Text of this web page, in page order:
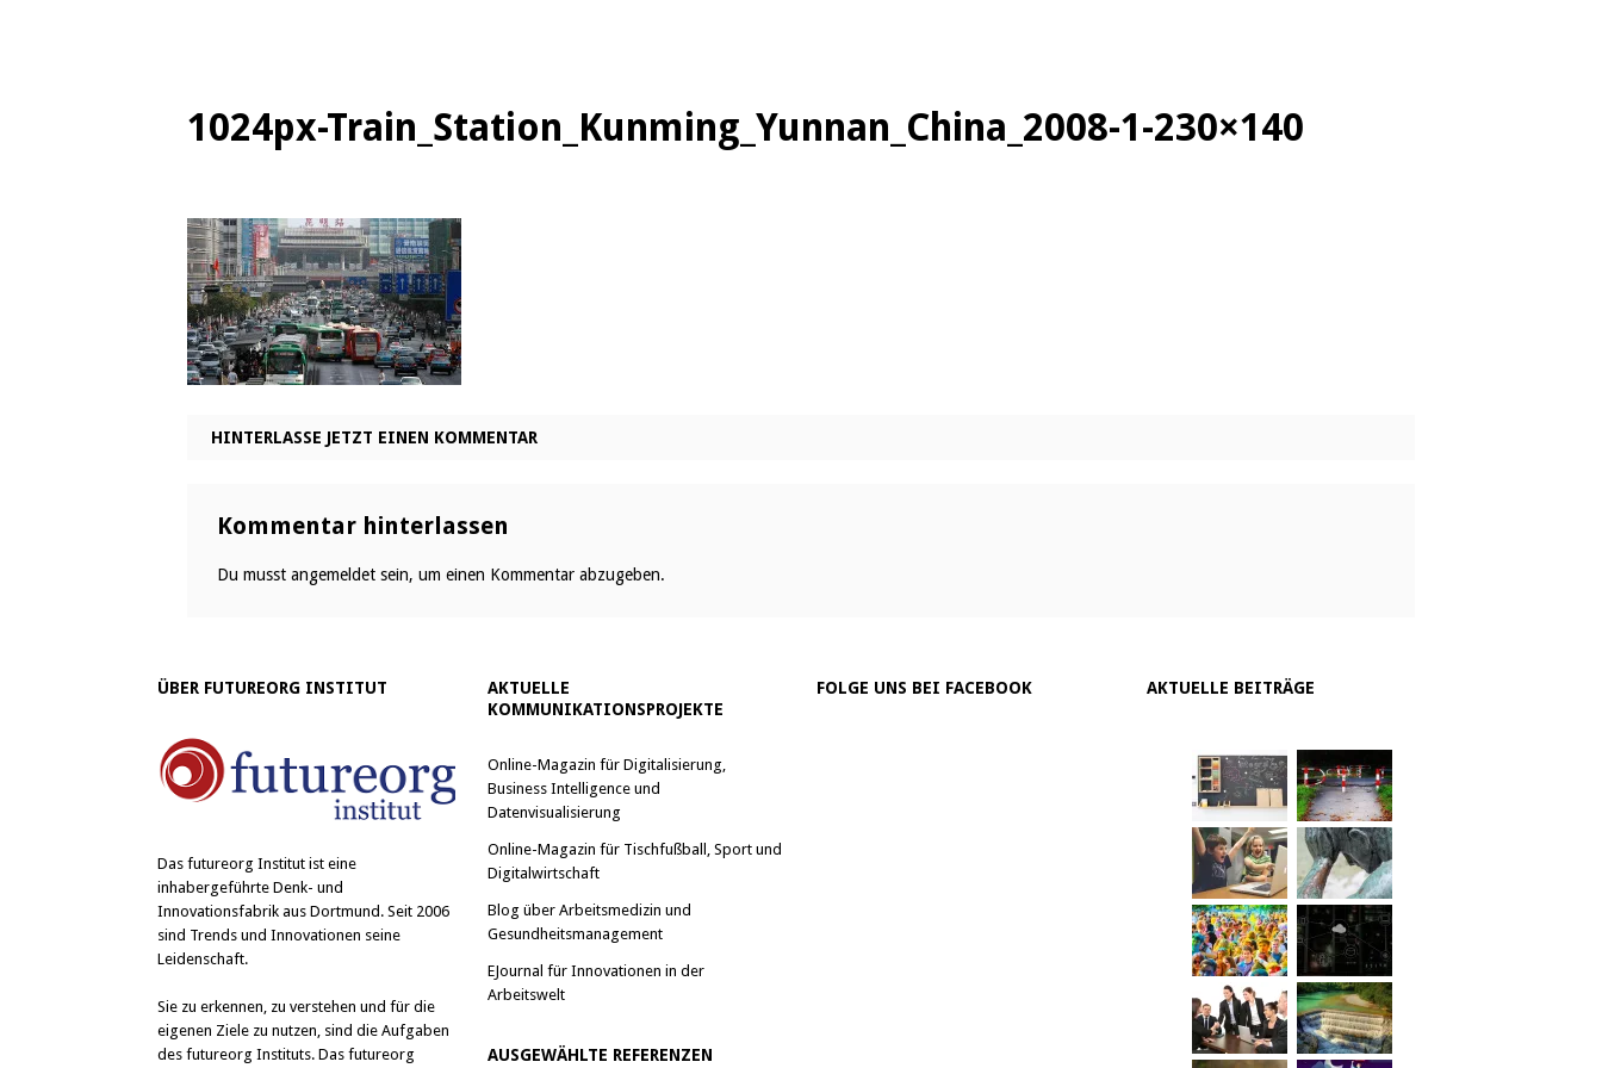
1024px-Train_Station_Kunming_Yunnan_China_2008-1-230×140
HINTERLASSE JETZT EINEN KOMMENTAR
Kommentar hinterlassen
Du musst angemeldet sein, um einen Kommentar abzugeben.
ÜBER FUTUREORG INSTITUT
Das futureorg Institut ist eine
inhabergeführte Denk- und
Innovationsfabrik aus Dortmund. Seit 2006
sind Trends und Innovationen seine
Leidenschaft.
Sie zu erkennen, zu verstehen und für die
eigenen Ziele zu nutzen, sind die Aufgaben
des futureorg Instituts. Das futureorg
AKTUELLE
KOMMUNIKATIONSPROJEKTE
Online-Magazin für Digitalisierung,
Business Intelligence und
Datenvisualisierung
Online-Magazin für Tischfußball, Sport und
Digitalwirtschaft
Blog über Arbeitsmedizin und
Gesundheitsmanagement
EJournal für Innovationen in der
Arbeitswelt
AUSGEWÄHLTE REFERENZEN
FOLGE UNS BEI FACEBOOK AKTUELLE BEITRÄGE